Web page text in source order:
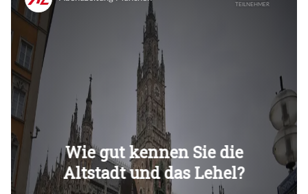
Überspringen
Überspringen